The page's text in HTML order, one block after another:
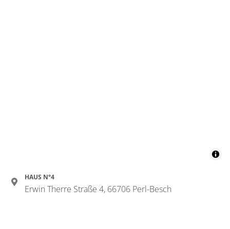
HAUS N°4
Erwin Therre Straße 4, 66706 Perl-Besch